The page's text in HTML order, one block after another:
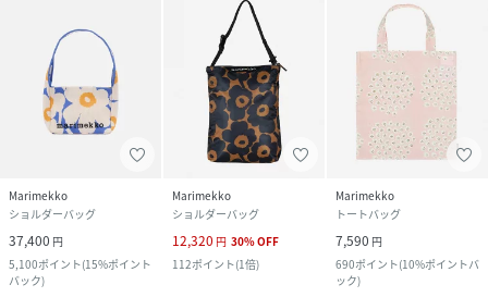
Marimekko
ショルダーバッグ
37,400 円
5,100ポイント(15%ポイント
バック)
Marimekko
ショルダーバッグ
12,320 円 30%OFF
112ポイント(1倍)
Marimekko
トートバッグ
7,590 円
690ポイント(10%ポイントバ
ック)